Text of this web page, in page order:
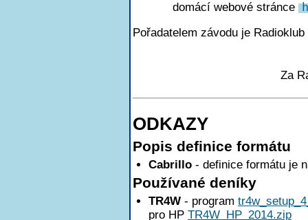
domácí webové stránce
Pořadatelem závodu je
Za
ODKAZY
Popis definice formátu
Cabrillo - definice formátu je
Používané deníky
TR4W - program
pro HP TR4W_HP_2014.zip